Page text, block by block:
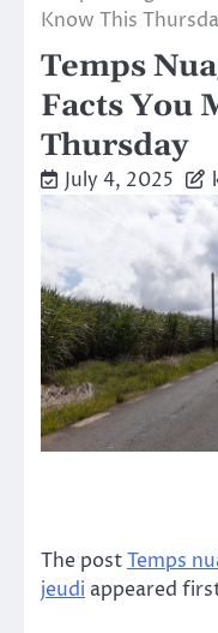
Know This
Temps
Facts You
Thursday
July 4, 2025
The postTemps
jeudi appeared